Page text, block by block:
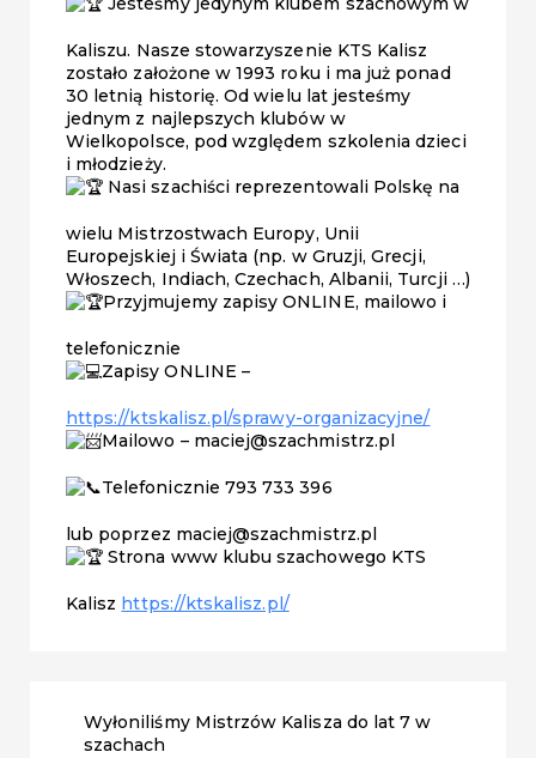
Kaliszu. Nasze stowarzyszenie KTS Kalisz
zostało założone w 1993 roku i ma już ponad
30 letnią historię. Od wielu lat jesteśmy
jednym z najlepszych klubów w
Wielkopolsce, pod względem szkolenia dzieci
i młodzieży.
Nasi szachiści reprezentowali Polskę na
wielu Mistrzostwach Europy, Unii
Europejskiej i Świata (np. w Gruzji, Grecji,
Włoszech, Indiach, Czechach, Albanii, Turcji …)
Przyjmujemy zapisy ONLINE, mailowo i
telefonicznie
Zapisy ONLINE –
https://ktskalisz.pl/sprawy-organizacyjne/
Mailowo – maciej@szachmistrz.pl
Telefonicznie 793 733 396
lub poprzez maciej@szachmistrz.pl
Strona www klubu szachowego KTS
Kalisz https://ktskalisz.pl/
Wyłoniliśmy Mistrzów Kalisza do lat 7 w
szachach